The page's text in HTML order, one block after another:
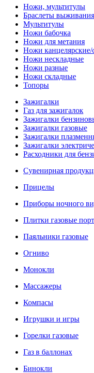
Ножи, мультитулы
Браслеты выживания
Мультитулы
Ножи бабочка
Ножи для метания
Ножи канцелярские/
Ножи нескладные
Ножи разные
Ножи складные
Топоры
Зажигалки
Газ для зажигалок
Зажигалки
Зажигалки газовые
Зажигалки
Зажигалки
Расходники для
Сувенирная
Прицелы
Приборы ночного
Плитки газовые
Паяльники газовые
Огниво
Монокли
Массажеры
Компасы
Игрушки и игры
Горелки газовые
Газ в баллонах
Бинокли